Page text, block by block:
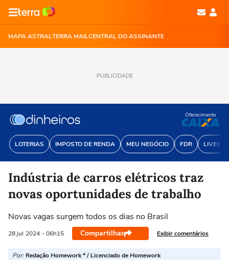
MAPA ASTRALTERRA MAILCENTRAL DO ASSINANTE
PUBLICIDADE
LOTERIAS IMPOSTO DE RENDA MEU NEGÓCIO FDR
Oferecimento
Indústria de carros elétricos traz
novas oportunidades de trabalho
Novas vagas surgem todos os dias no Brasil
28 jul 2024 - 06h15 Compartilhar Exibir comentários
Por: Redação Homework * / Licenciado de Homework